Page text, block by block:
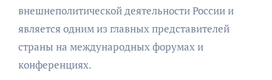
внешнеполитической деятельности России и
является одним из главных представителей
страны на международных форумах и
конференциях.